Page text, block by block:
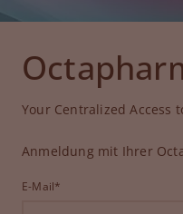
Your Centralized Access
Anmeldung mit Ihrer
E-Mail*